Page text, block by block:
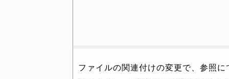
ファイルの関連付けの変更で、参照